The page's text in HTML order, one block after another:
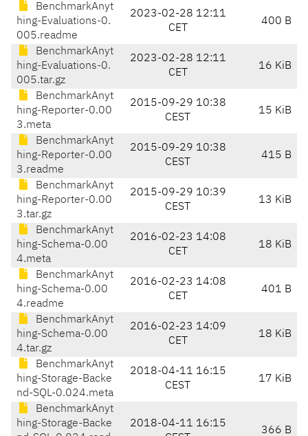
BenchmarkAnyt
hing-Evaluations-0.
005.readme
2023-02-28 12:11
CET
400 B
BenchmarkAnyt
hing-Evaluations-0.
005.tar.gz
2023-02-28 12:11
CET
16 KiB
BenchmarkAnyt
hing-Reporter-0.00
3.meta
2015-09-29 10:38
CEST
15 KiB
BenchmarkAnyt
hing-Reporter-0.00
3.readme
2015-09-29 10:38
CEST
415 B
BenchmarkAnyt
hing-Reporter-0.00
3.tar.gz
2015-09-29 10:39
CEST
13 KiB
BenchmarkAnyt
hing-Schema-0.00
4.meta
2016-02-23 14:08
CET
18 KiB
BenchmarkAnyt
hing-Schema-0.00
4.readme
2016-02-23 14:08
CET
401 B
BenchmarkAnyt
hing-Schema-0.00
4.tar.gz
2016-02-23 14:09
CET
18 KiB
BenchmarkAnyt
hing-Storage-Backe
nd-SQL-0.024.meta
2018-04-11 16:15
CEST
17 KiB
BenchmarkAnyt
hing-Storage-Backe
2018-04-11 16:15
366 B